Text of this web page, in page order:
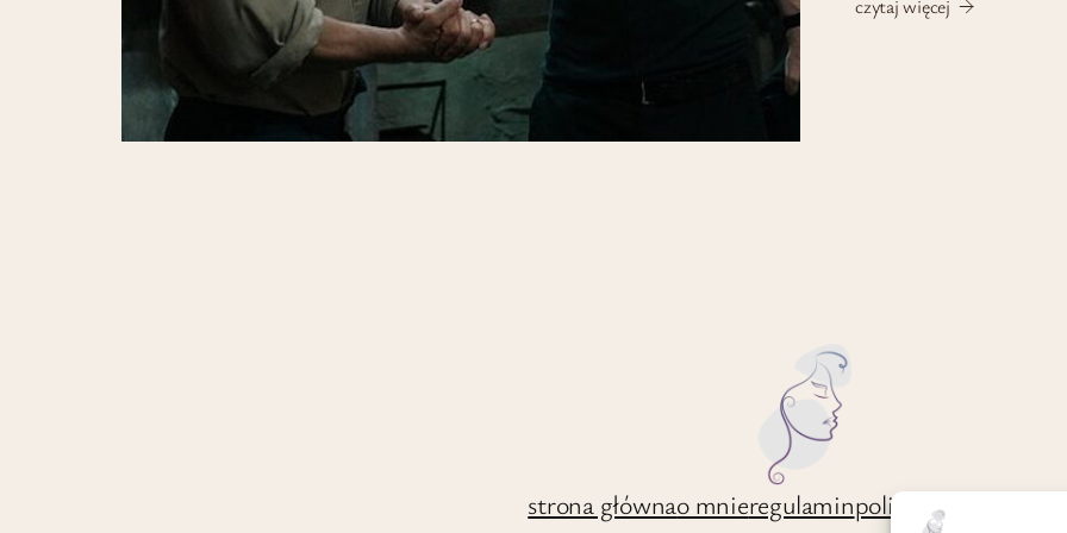
czytaj więcej
strona głównao mnieregulaminpolityka